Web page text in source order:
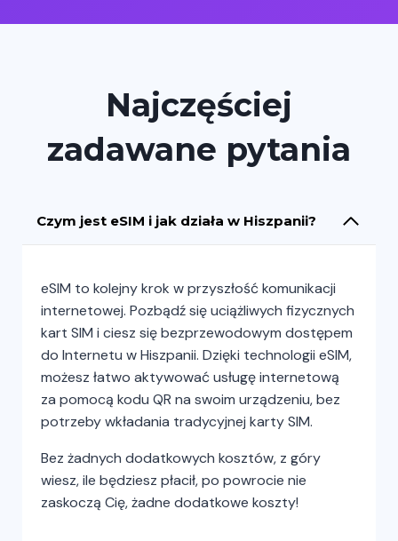
Najczęściej
zadawane pytania
Czym jest eSIM i jak działa w Hiszpanii?
eSIM to kolejny krok w przyszłość komunikacji
internetowej. Pozbądź się uciążliwych fizycznych
kart SIM i ciesz się bezprzewodowym dostępem
do Internetu w Hiszpanii. Dzięki technologii eSIM,
możesz łatwo aktywować usługę internetową
za pomocą kodu QR na swoim urządzeniu, bez
potrzeby wkładania tradycyjnej karty SIM.
Bez żadnych dodatkowych kosztów, z góry
wiesz, ile będziesz płacił, po powrocie nie
zaskoczą Cię, żadne dodatkowe koszty!